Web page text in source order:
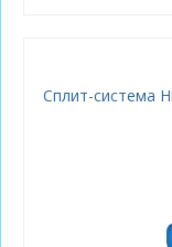
Сплит-система